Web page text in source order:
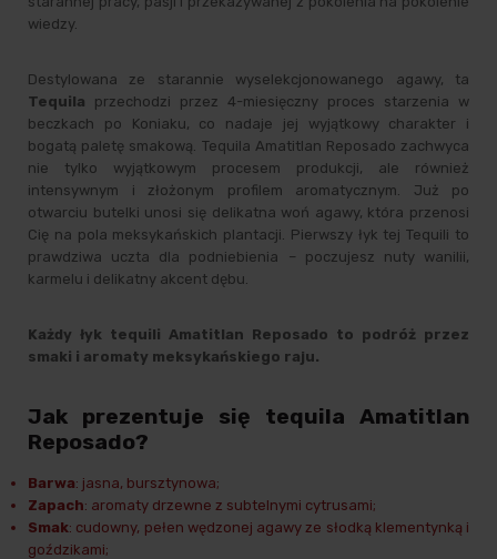
wiedzy.
Destylowana ze starannie wyselekcjonowanego agawy, ta
Tequila
przechodzi przez 4-miesięczny proces starzenia w
beczkach po Koniaku, co nadaje jej wyjątkowy charakter i
bogatą paletę smakową. Tequila Amatitlan Reposado zachwyca
nie tylko wyjątkowym procesem produkcji, ale również
intensywnym i złożonym profilem aromatycznym. Już po
otwarciu butelki unosi się delikatna woń agawy, która przenosi
Cię na pola meksykańskich plantacji. Pierwszy łyk tej Tequili to
prawdziwa uczta dla podniebienia – poczujesz nuty wanilii,
karmelu i delikatny akcent dębu.
Każdy łyk tequili Amatitlan Reposado to podróż przez
smaki i aromaty meksykańskiego raju.
Jak prezentuje się tequila Amatitlan
Reposado?
Barwa: jasna, bursztynowa;
Zapach: aromaty drzewne z subtelnymi cytrusami;
Smak: cudowny, pełen wędzonej agawy ze słodką klementynką i
goździkami;